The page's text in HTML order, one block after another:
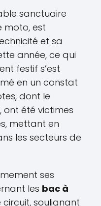
sanctuaire
moto, est
et sa
année, ce qui
festif s’est
en un constat
dont le
ont été victimes
mettant en
les secteurs de
ses
les bac à
circuit, soulignant